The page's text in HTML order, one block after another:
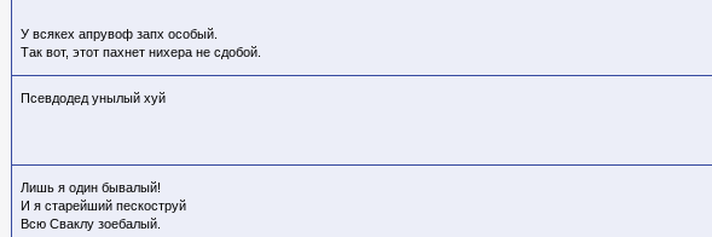
У всякех апрувоф запх особый.
Так вот, этот пахнет нихера не сдобой.
Псевдодед унылый хуй
Лишь я один бывалый!
И я старейший пескоструй
Всю Сваклу зоебалый.